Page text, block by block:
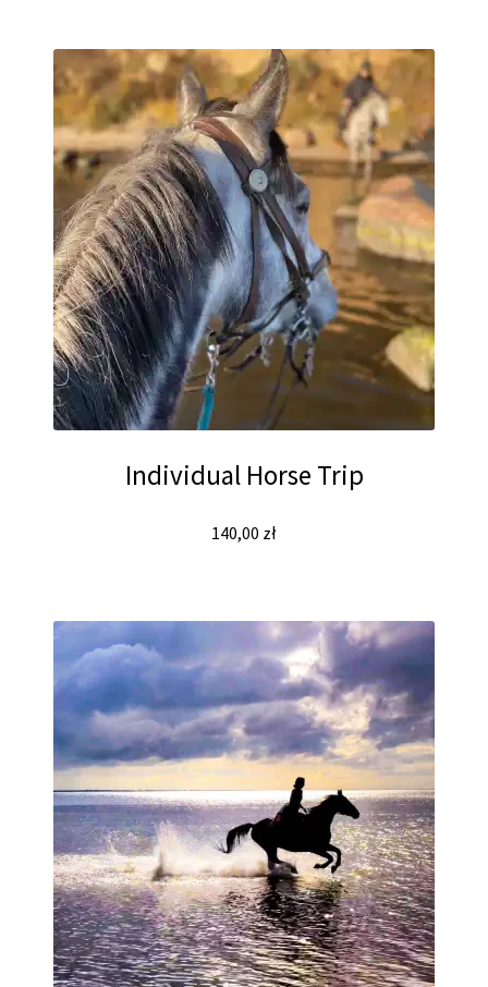
Individual Horse Trip
140,00 zł